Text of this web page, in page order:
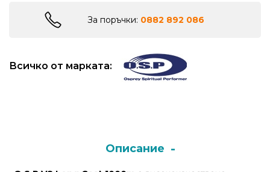
поводи
За поръчки: 0882 892 086
Всичко от марката:
Описание